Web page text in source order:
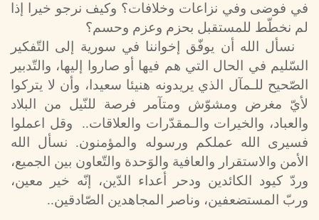
في فوضى وفي نزاعات وخلافات؟ وكيف نرجو خيرا إذا
لم نخطّط للمستقبل بحزم وعزم وحسم؟
نسأل الله أن يوفّق إخواننا في سورية إلى التّفكير
السّليم في الحال التي هم فيها أو صاروا إليها، والتّدبير
الصّحيح للـمآل الذي يريدونه هنيئا سعيدا، وأن لا يتركوا
لأيّ مغرض ومشوّش ومتآمر فرصة للنّيل من البلاد
والعباد، والخيرات والـمقدّرات والعلاقات.. وقل اعملوا
فسيرى الله عملكم ورسوله والمؤمنون. نسأل الله
الأمن والاستقرار والعافية والوَحدة والتّعاون بين الجميع،
وردّ كيود الكائدين ودحر أعداء الدّين، إنّه خير معين،
وربّ المستضعفين، وناصر المجاهدين الصّادقين..